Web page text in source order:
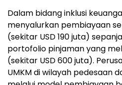
Dalam bidang inklusi
menyalurkan pembiayaan
(sekitar USD 190 juta)
portofolio pinjaman yang
(sekitar USD 600 juta).
UMKM di wilayah pedesaan